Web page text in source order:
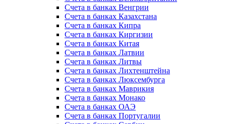
Счета в банках Венгрии
Счета в банках Казахстана
Счета в банках Кипра
Счета в банках Киргизии
Счета в банках Китая
Счета в банках Латвии
Счета в банках Литвы
Счета в банках Лихтенштейна
Счета в банках Люксембурга
Счета в банках Маврикия
Счета в банках Монако
Счета в банках ОАЭ
Счета в банках Португалии